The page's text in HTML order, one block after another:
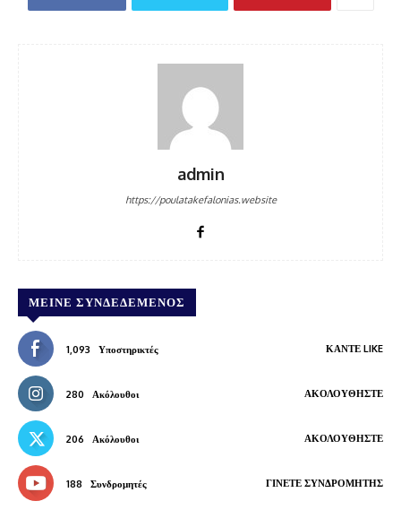
admin
https://poulatakefalonias.website
ΜΕΊΝΕ ΣΥΝΔΕΔΕΜΈΝΟΣ
1,093 Υποστηρικτές ΚΆΝΤΕ LIKE
280 Ακόλουθοι ΑΚΟΛΟΥΘΉΣΤΕ
206 Ακόλουθοι ΑΚΟΛΟΥΘΉΣΤΕ
188 Συνδρομητές ΓΊΝΕΤΕ ΣΥΝΔΡΟΜΗΤΉΣ